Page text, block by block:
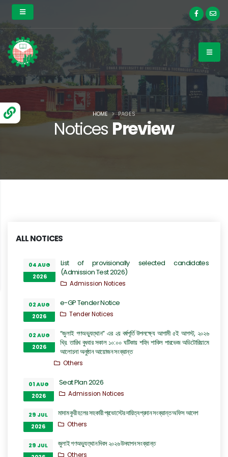
Notices Preview
HOME PAGES
ALL NOTICES
04 AUG
2026
List of provisionally selected candidates
(Admission Test 2026)
Admission Notices
02 AUG
2026
e-GP Tender Notice
Tender Notices
02 AUG
2026
“জুলাই গণঅভ্যুত্থান” এর ২য় বর্ষপূর্তি উপলক্ষ্যে আগামী ৫ই আগস্ট, ২০২৬
খ্রি. তারিখ বুধবার সকাল ১০:০০ ঘটিকায় শহিদ শাকিল পারভেজ অডিটোরিয়ামে
আলোচনা অনুষ্ঠান আয়োজন সংক্রান্ত
Others
01 AUG
2026
Seat Plan 2026
Admission Notices
29 JUL
2026
মাদাম কুরী হলের সহকারী প্রভোস্টের দায়িত্ব প্রদান সংক্রান্ত অফিস আদেশ
Others
29 JUL
জুলাই গণঅভ্যুত্থান দিবস ২০২৬ উদযাপন সংক্রান্ত
Others